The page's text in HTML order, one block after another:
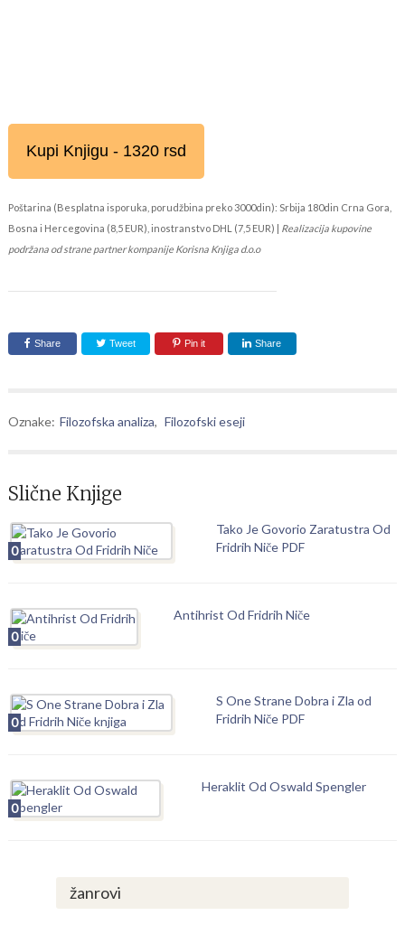
Kupi Knjigu - 1320 rsd
Poštarina (Besplatna isporuka, porudžbina preko 3000din): Srbija 180din Crna Gora,
Bosna i Hercegovina (8,5 EUR), inostranstvo DHL (7,5 EUR) | Realizacija kupovine
podržana od strane partner kompanije Korisna Knjiga d.o.o
Share Tweet Pin it Share
Oznake: Filozofska analiza, Filozofski eseji
Slične Knjige
0
Tako Je Govorio Zaratustra Od
Fridrih Niče PDF
0
Antihrist Od Fridrih Niče
0
S One Strane Dobra i Zla od
Fridrih Niče PDF
0
Heraklit Od Oswald Spengler
žanrovi